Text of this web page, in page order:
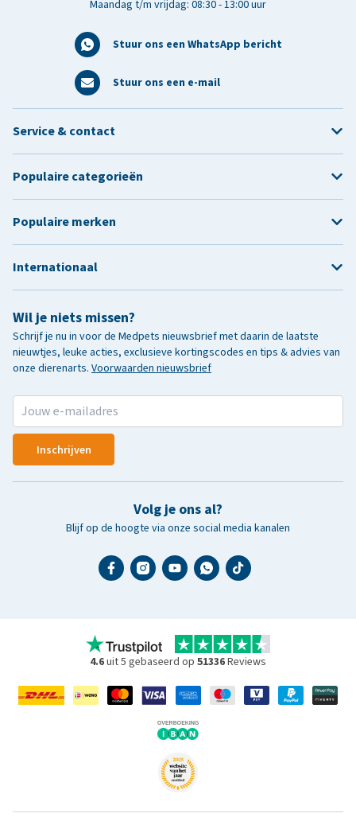
Maandag t/m vrijdag: 08:30 - 13:00 uur
Stuur ons een WhatsApp bericht
Stuur ons een e-mail
Wil je niets missen?
Schrijf je nu in voor de Medpets nieuwsbrief met daarin de laatste
nieuwtjes, leuke acties, exclusieve kortingscodes en tips & advies van
onze dierenarts. Voorwaarden nieuwsbrief
Inschrijven
Volg je ons al?
Blijf op de hoogte via onze social media kanalen
Service & contact
Populaire categorieën
Populaire merken
Internationaal
4.6uit 5 gebaseerd op 51336Reviews